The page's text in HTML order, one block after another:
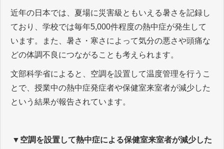
近年の日本では、夏場に災害級ともいえる暑さを記録し
ており、学校では毎年5,000件程度の熱中症が発生して
います。また、暑さ・寒さによって気分の悪さや頭痛な
どの体調不良につながることも考えられます。
文部科学省によると、空調を設置して温度管理を行うこ
とで、授業中の熱中症発症者や保健室来室者が減少した
という結果が報告されています。
▼空調を設置して熱中症による保健室来室者が減少した